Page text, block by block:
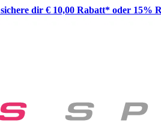
sichere dir € 10,00 Rabatt* oder 15%